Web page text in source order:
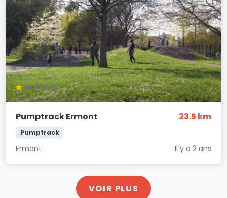
Pumptrack Ermont 23.5 km
Pumptrack
Ermont Il y a 2 ans
VOIR PLUS